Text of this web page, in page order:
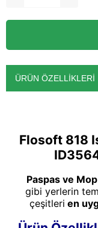
ÜRÜN ÖZELLIKLERI
Flosoft 818
Paspas ve
gibi yerlerin
çeşitleri en